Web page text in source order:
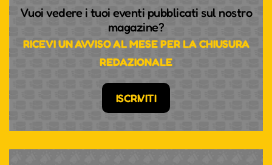
Vuoi vedere i tuoi eventi pubblicati sul nostro
magazine?
RICEVI UN AVVISO AL MESE PER LA CHIUSURA
REDAZIONALE
ISCRIVITI